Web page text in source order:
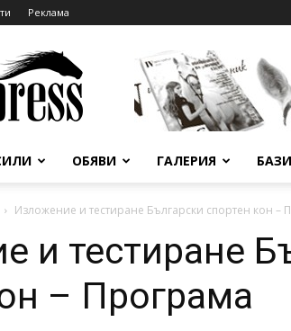
Реклама
ОБЯВИ ГАЛЕРИЯ БАЗИ
Изложение и тестиране Български спортен кон –
и тестиране
– Програма